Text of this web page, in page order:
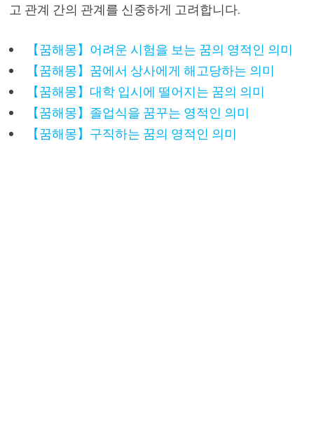
고 관계 간의 관계를 신중하게 고려합니다.
【꿈해몽】어려운 시험을 보는 꿈의 영적인 의미
【꿈해몽】꿈에서 상사에게 해고당하는 의미
【꿈해몽】대학 입시에 떨어지는 꿈의 의미
【꿈해몽】졸업식을 꿈꾸는 영적인 의미
【꿈해몽】구직하는 꿈의 영적인 의미